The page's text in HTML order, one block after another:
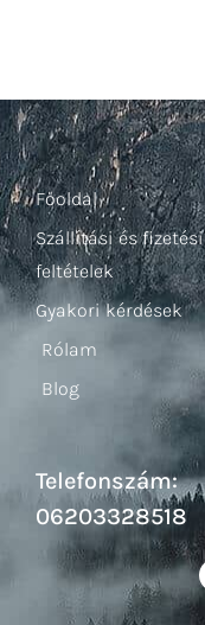
Főoldal
Szállítási és fizetési
feltételek
Gyakori kérdések
Rólam
Blog
Telefonszám:
06203328518